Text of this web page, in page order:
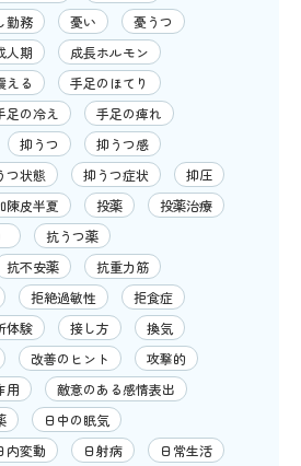
勤務 憂い
憂うつ
人期
成長ホルモン
える
手足のほてり
足の冷え
手足の痺れ
抑うつ
抑うつ感
つ状態 抑うつ症状
抑圧
陳皮半夏 投薬
投薬治療
抗うつ薬
抗不安薬
抗重力筋
拒絶過敏性
拒食症
体験 接し方
換気
改善のヒント
攻撃的
用
敵意のある感情表出
日中の眠気
内変動 日射病
日常生活